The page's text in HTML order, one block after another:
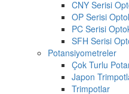
CNY Serisi
OP Serisi
PC Serisi
SFH Serisi
Potansiyometreler
Çok Turlu
Japon
Trimpotlar